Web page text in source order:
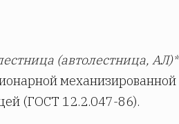
(автолестница, АЛ)*
(ГОСТ 12.2.047-86).